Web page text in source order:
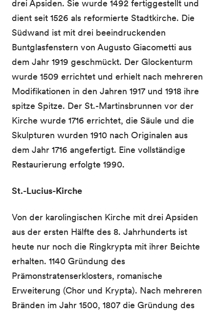
drei Apsiden. Sie wurde 1492 fertiggestellt und
dient seit 1526 als reformierte Stadtkirche. Die
Südwand ist mit drei beeindruckenden
Buntglasfenstern von Augusto Giacometti aus
dem Jahr 1919 geschmückt. Der Glockenturm
wurde 1509 errichtet und erhielt nach mehreren
Modifikationen in den Jahren 1917 und 1918 ihre
spitze Spitze. Der St.-Martinsbrunnen vor der
Kirche wurde 1716 errichtet, die Säule und die
Skulpturen wurden 1910 nach Originalen aus
dem Jahr 1716 angefertigt. Eine vollständige
Restaurierung erfolgte 1990.
St.-Lucius-Kirche
Von der karolingischen Kirche mit drei Apsiden
aus der ersten Hälfte des 8. Jahrhunderts ist
heute nur noch die Ringkrypta mit ihrer Beichte
erhalten. 1140 Gründung des
Prämonstratenserklosters, romanische
Erweiterung (Chor und Krypta). Nach mehreren
Bränden im Jahr 1500, 1807 die Gründung des